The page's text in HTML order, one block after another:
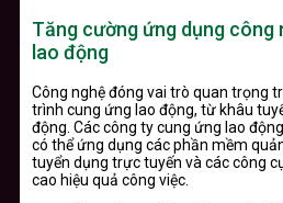
Tăng cường ứng dụng công
lao động
Công nghệ đóng vai trò quan trọng
trình cung ứng lao động, từ khâu
động. Các công ty cung ứng lao
có thể ứng dụng các phần mềm
tuyển dụng trực tuyến và các công
cao hiệu quả công việc.